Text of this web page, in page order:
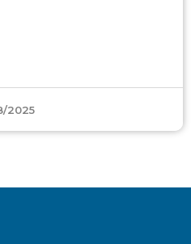
2025